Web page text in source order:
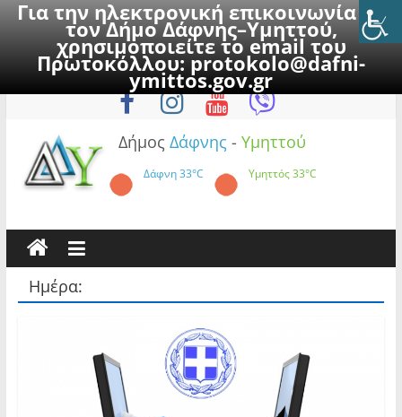
Για την ηλεκτρονική επικοινωνία με
τον Δήμο Δάφνης–Υμηττού,
χρησιμοποιείτε το email του
Πρωτοκόλλου:protokolo@dafni-
ymittos.gov.gr
to
Πέμπτη, 6 Αυγούστου 2026
Δήμος Δάφνης - Υμηττού
Δάφνη33°C Υμηττός33°C
Ημέρα: